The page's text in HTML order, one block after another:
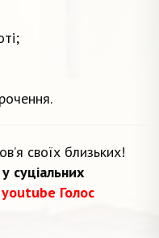
своїх близьких!
суціальних
youtube Голос